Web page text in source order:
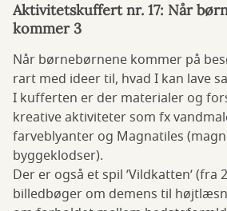
Aktivitetskuffert nr. 17: Når
kommer 3
Når børnebørnene kommer på
rart med ideer til, hvad I kan lave
I kufferten er der materialer og
kreative aktiviteter som fx
farveblyanter og Magnatiles
byggeklodser).
Der er også et spil ’Vildkatten’ (fra
billedbøger om demens til